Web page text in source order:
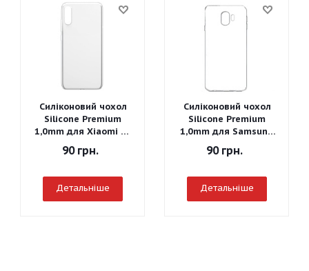
Силіконовий чохол
Silicone Premium
1,0mm для Xiaomi Mi
90грн.
Детальніше
Силіконовий чохол
Silicone Premium
1,0mm для Samsung
J260 Galaxy J2 Core
2018
90грн.
Детальніше